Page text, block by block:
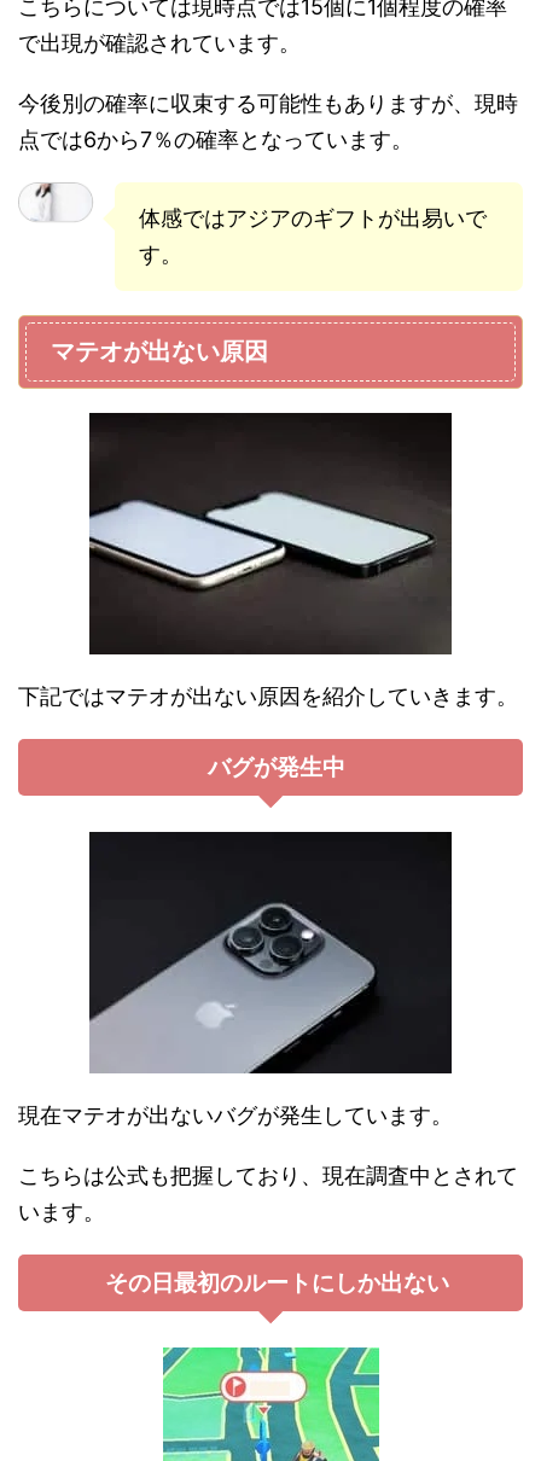
こちらについては現時点では15個に1個程度の確率
で出現が確認されています。
今後別の確率に収束する可能性もありますが、現時
点では6から7％の確率となっています。
体感ではアジアのギフトが出易いで
す。
マテオが出ない原因
下記ではマテオが出ない原因を紹介していきます。
バグが発生中
現在マテオが出ないバグが発生しています。
こちらは公式も把握しており、現在調査中とされて
います。
その日最初のルートにしか出ない